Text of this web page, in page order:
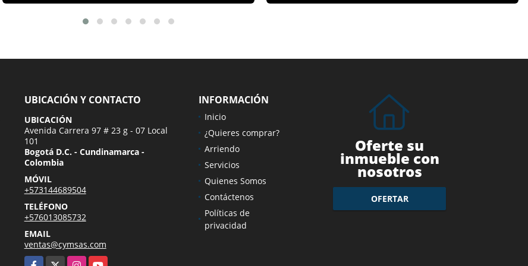
UBICACIÓN Y CONTACTO
UBICACIÓN
Avenida Carrera 97 # 23 g - 07 Local
101
Bogotá D.C. - Cundinamarca -
Colombia
MÓVIL
+573144689504
TELÉFONO
+576013085732
EMAIL
ventas@cymsas.com
Facebook
InstagramYouTube
INFORMACIÓN
Inicio
¿Quieres comprar?
Arriendo
Servicios
Quienes Somos
Contáctenos
Políticas de
privacidad
Oferte su
inmueble con
nosotros
OFERTAR